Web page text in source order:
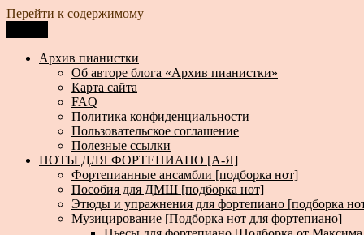
Перейти к содержимому
Архив пианистки
Всё для пианистов: ноты, книги, музыка, статьи…
Архив пианистки
Об авторе блога «Архив пианистки»
Карта сайта
FAQ
Политика конфиденциальности
Пользовательское соглашение
Полезные ссылки
НОТЫ ДЛЯ ФОРТЕПИАНО [А-Я]
Фортепианные ансамбли [подборка нот]
Пособия для ДМШ [подборка нот]
Этюды и упражнения для фортепиано [подборка
Музицирование [Подборка нот для фортепиано]